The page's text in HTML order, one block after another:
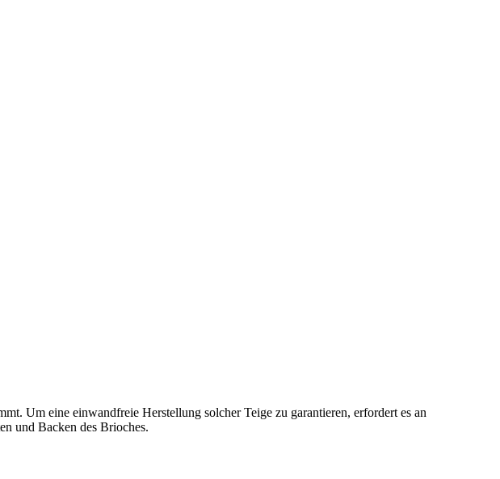
Um eine einwandfreie Herstellung solcher Teige zu garantieren, erfordert es an
und Backen des Brioches.